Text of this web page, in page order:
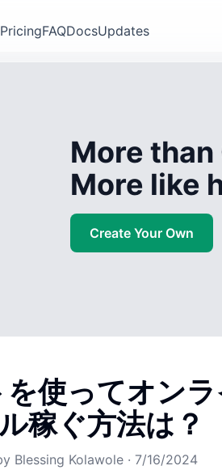
PricingFAQDocsUpdates
More
More like
Create Your Own
使ってオン
稼ぐ方法は？
Blessing Kolawole · 7/16/2024